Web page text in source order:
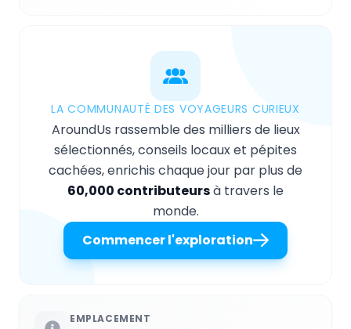
LA COMMUNAUTÉ DES VOYAGEURS CURIEUX
AroundUs rassemble des milliers de lieux
sélectionnés, conseils locaux et pépites
cachées, enrichis chaque jour par plus de
60,000 contributeursà travers le
monde.
Commencer l'exploration
EMPLACEMENT